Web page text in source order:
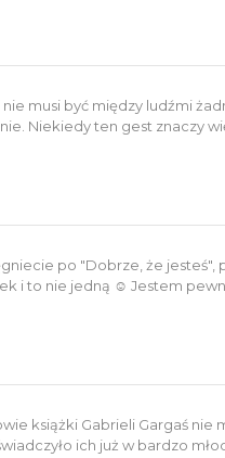
nie musi być między ludźmi
Niekiedy ten gest znaczy
po "Dobrze, że
i to nie jedną ☺ Jestem
książki Gabrieli Gargaś nie
ich już w bardzo